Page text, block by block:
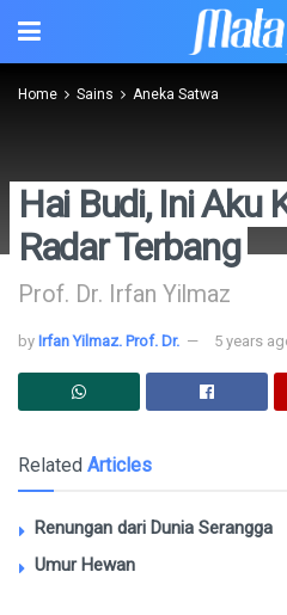
Home Sains Aneka Satwa
Hai Budi, Ini Aku
Radar Terbang
Prof. Dr. Irfan Yilmaz
by Irfan Yilmaz. Prof. Dr. 5 years
Related Articles
Renungan dari Dunia Serangga
Umur Hewan